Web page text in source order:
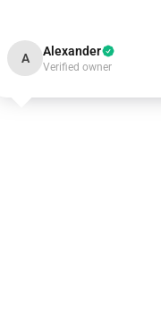
A Alexander
Verified owner